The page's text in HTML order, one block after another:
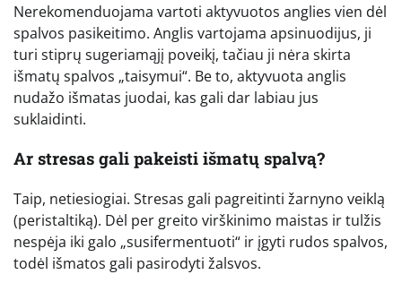
Nerekomenduojama vartoti aktyvuotos anglies vien dėl
spalvos pasikeitimo. Anglis vartojama apsinuodijus, ji
turi stiprų sugeriamąjį poveikį, tačiau ji nėra skirta
išmatų spalvos „taisymui“. Be to, aktyvuota anglis
nudažo išmatas juodai, kas gali dar labiau jus
suklaidinti.
Ar stresas gali pakeisti išmatų spalvą?
Taip, netiesiogiai. Stresas gali pagreitinti žarnyno veiklą
(peristaltiką). Dėl per greito virškinimo maistas ir tulžis
nespėja iki galo „susifermentuoti“ ir įgyti rudos spalvos,
todėl išmatos gali pasirodyti žalsvos.